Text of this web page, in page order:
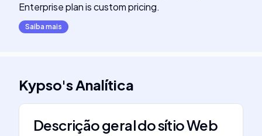
Enterprise plan is custom pricing.
Saiba mais
Kypso'sAnalítica
Descrição geral do sítio Web